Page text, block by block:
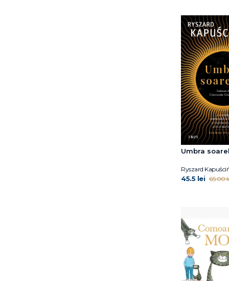
Umbra
Ryszard
45.5 lei 65.00